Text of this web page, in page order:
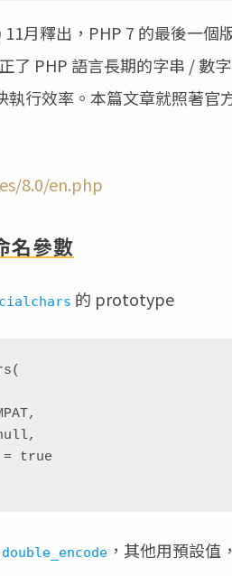
月釋出，PHP 7 的最後一個
了 PHP 語言長期的字串 / 數
行效率。本篇文章就照著官
8.0/en.php
參數
的 prototype
double_encode ，其他用預設值